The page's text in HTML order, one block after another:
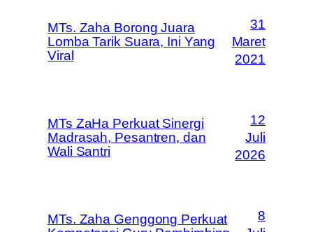
MTs. Zaha Borong Juara
Lomba Tarik Suara, Ini Yang
Viral
31
Maret
2021
MTs ZaHa Perkuat Sinergi
Madrasah, Pesantren, dan
Wali Santri
12
Juli
2026
MTs. Zaha Genggong Perkuat
8